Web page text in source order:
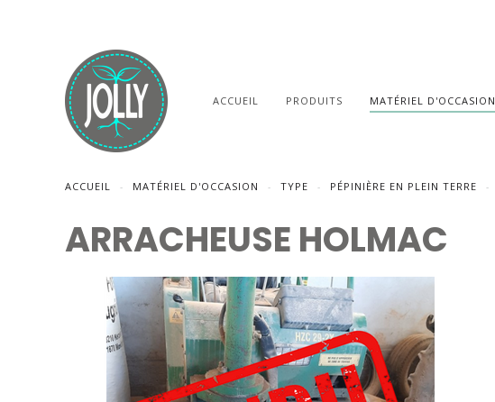
ACCUEIL PRODUITS MATÉRIEL D'OCCASION
ACCUEIL MATÉRIEL D'OCCASION TYPE PÉPINIÈRE EN PLEIN TERRE
ARRACHEUSE HOLMAC